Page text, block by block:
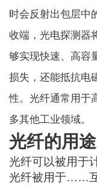
时会反射出包层中
收端，光电探测器
够实现快速、高容
损失，还能抵抗电
性。光纤通常用于
多其他工业领域。
光纤的用途
光纤可以被用于
光纤被用于……